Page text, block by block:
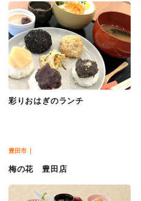
彩りおはぎのランチ
豊田市
梅の花 豊田店